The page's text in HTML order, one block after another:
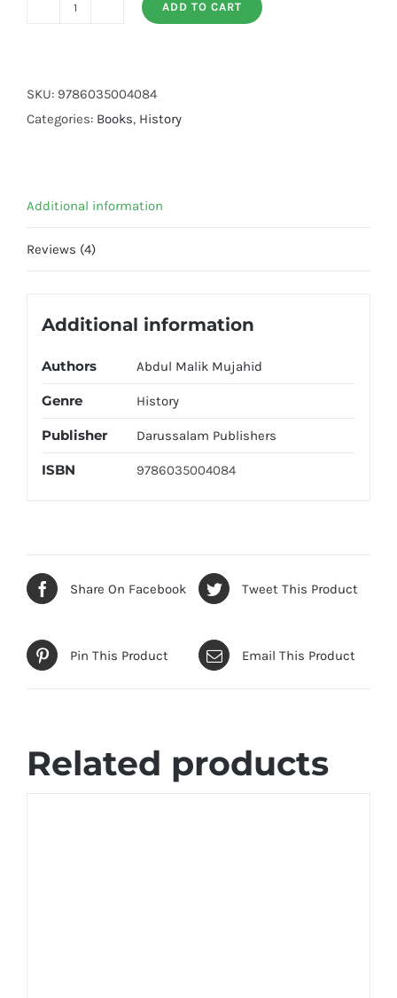
quantity
ADD TO CART
SKU: 9786035004084
Categories: Books, History
Additional information
Reviews (4)
Additional information
Authors Abdul Malik Mujahid
Genre History
Publisher Darussalam Publishers
ISBN 9786035004084
Share On Facebook Tweet This Product
Pin This Product Email This Product
Related products